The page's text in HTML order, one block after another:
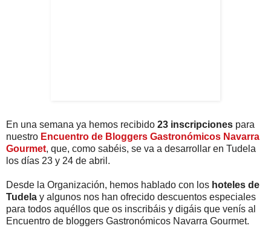
En una semana ya hemos recibido 23 inscripciones para
nuestro Encuentro de Bloggers Gastronómicos Navarra
Gourmet, que, como sabéis, se va a desarrollar en Tudela
los días 23 y 24 de abril.
Desde la Organización, hemos hablado con los hoteles de
Tudela y algunos nos han ofrecido descuentos especiales
para todos aquéllos que os inscribáis y digáis que venís al
Encuentro de bloggers Gastronómicos Navarra Gourmet.